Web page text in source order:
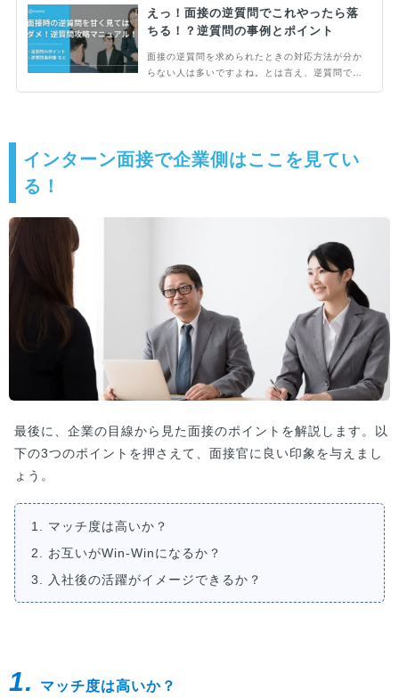
えっ！面接の逆質問でこれやったら落
ちる！？逆質問の事例とポイント
面接の逆質問を求められたときの対応方法が分か
らない人は多いですよね。とは言え、逆質問で合
い。
インターン面接で企業側はここを見てい
る！
最後に、企業の目線から見た面接のポイントを解説します。以
下の3つのポイントを押さえて、面接官に良い印象を与えまし
ょう。
1. マッチ度は高いか？
2. お互いがWin-Winになるか？
3. 入社後の活躍がイメージできるか？
1. マッチ度は高いか？